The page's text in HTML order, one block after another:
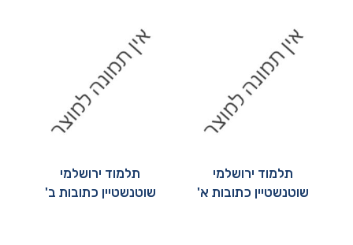
תלמוד ירושלמי
שוטנשטיין כתובות א'
תלמוד ירושלמי
שוטנשטיין כתובות ב'